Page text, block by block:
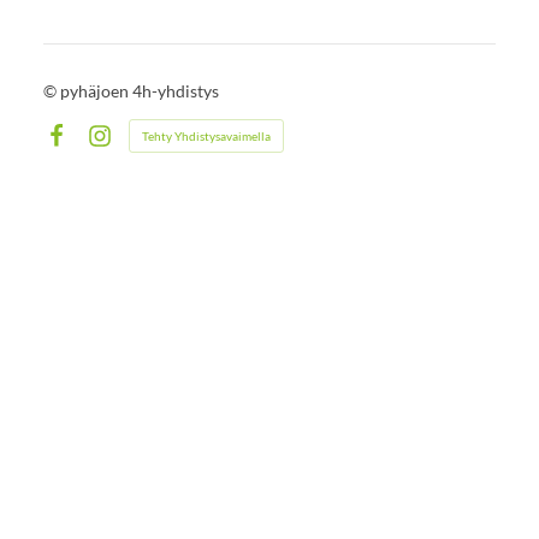
© pyhäjoen 4h-yhdistys
Instagram
Tehty Yhdistysavaimella